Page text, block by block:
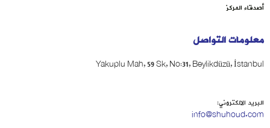
أصدقاء المركز
معلومات التواصل
Yakuplu Mah, 59 Sk, No:31, Beylikdüzü, İstanbul
البريد الالكتروني:
info@shuhoud.com